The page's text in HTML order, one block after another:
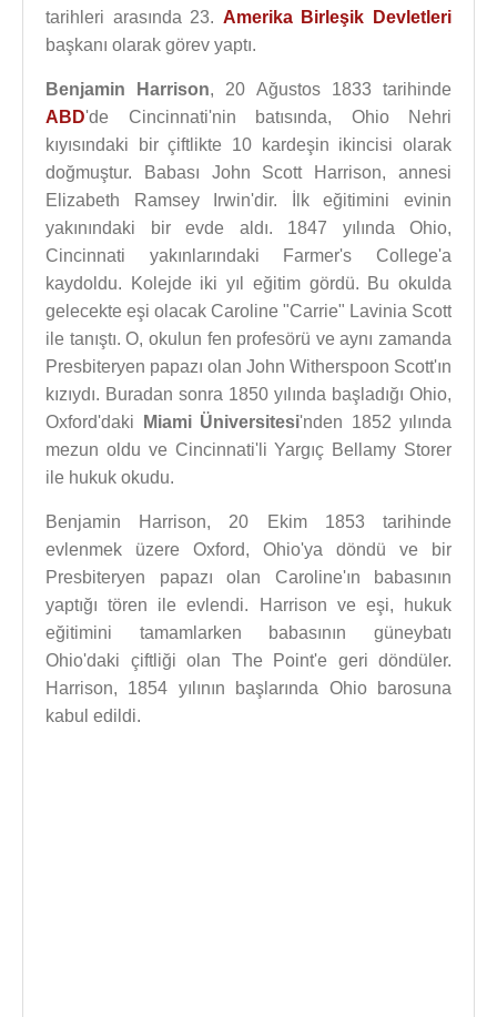
tarihleri arasında 23. Amerika Birleşik Devletleri
başkanı olarak görev yaptı.
Benjamin Harrison, 20 Ağustos 1833 tarihinde
ABD'de Cincinnati'nin batısında, Ohio Nehri
kıyısındaki bir çiftlikte 10 kardeşin ikincisi olarak
doğmuştur. Babası John Scott Harrison, annesi
Elizabeth Ramsey Irwin'dir. İlk eğitimini evinin
yakınındaki bir evde aldı. 1847 yılında Ohio,
Cincinnati yakınlarındaki Farmer's College'a
kaydoldu. Kolejde iki yıl eğitim gördü. Bu okulda
gelecekte eşi olacak Caroline "Carrie" Lavinia Scott
ile tanıştı. O, okulun fen profesörü ve aynı zamanda
Presbiteryen papazı olan John Witherspoon Scott'ın
kızıydı. Buradan sonra 1850 yılında başladığı Ohio,
Oxford'daki
Miami Üniversitesi'nden 1852 yılında
mezun oldu ve Cincinnati'li Yargıç Bellamy Storer
ile hukuk okudu.
Benjamin Harrison, 20 Ekim 1853 tarihinde
evlenmek üzere Oxford, Ohio'ya döndü ve bir
Presbiteryen papazı olan Caroline'ın babasının
yaptığı tören ile evlendi. Harrison ve eşi, hukuk
eğitimini tamamlarken babasının güneybatı
Ohio'daki çiftliği olan The Point'e geri döndüler.
Harrison, 1854 yılının başlarında Ohio barosuna
kabul edildi.